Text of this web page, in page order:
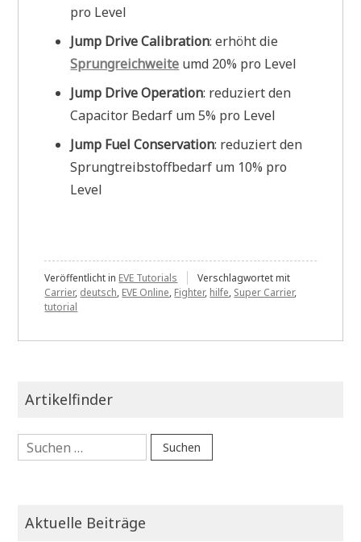
pro Level
Jump Drive Calibration: erhöht die
Sprungreichweite umd 20% pro Level
Jump Drive Operation: reduziert den
Capacitor Bedarf um 5% pro Level
Jump Fuel Conservation: reduziert den
Sprungtreibstoffbedarf um 10% pro
Level
Veröffentlicht in EVE Tutorials
Verschlagwortet mit
Carrier, deutsch, EVE Online, Fighter, hilfe, Super Carrier,
tutorial
Artikelfinder
Suchen
nach:
Aktuelle Beiträge